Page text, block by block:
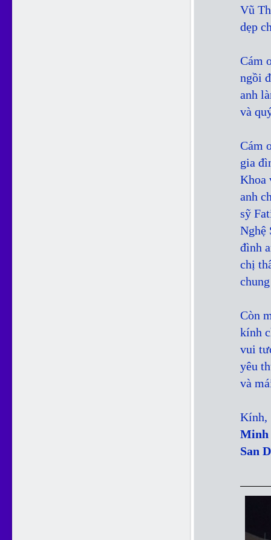
Vũ
dẹp
Cám
ngồi
anh
và
Cám
gia
Khoa
anh
sỹ
Nghệ
đình
chị
Còn
kính
vui
yêu
và
Kính,
Minh
San